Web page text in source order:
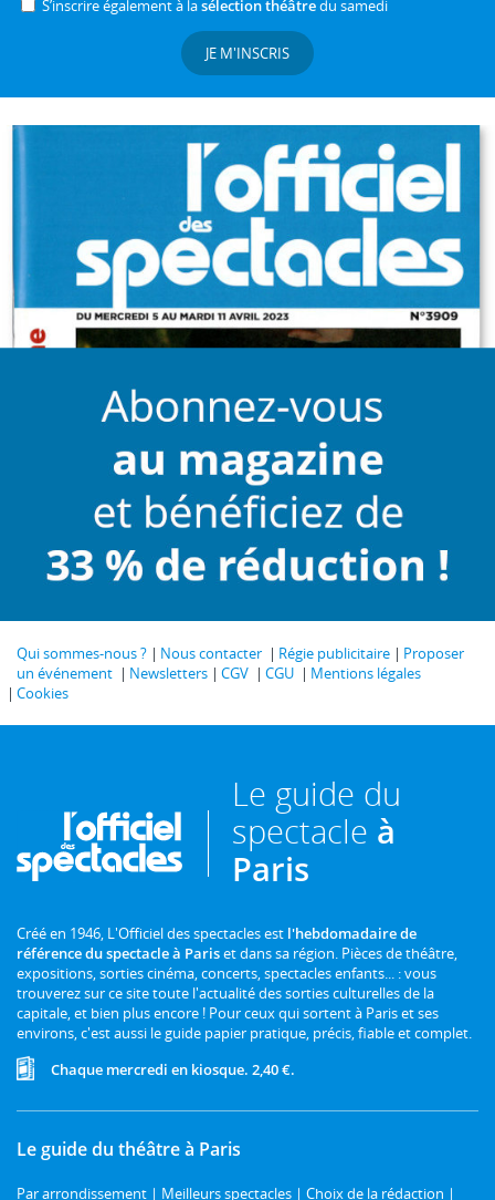
S’inscrire également à lasélection théâtredu samedi
JE M'INSCRIS
Qui sommes-nous ? Nous contacter Régie publicitaire
Proposer
un événement
Newsletters CGV CGU
Mentions légales
Cookies
Le guide du
spectacle à
Paris
Créé en 1946, L'Officiel des spectacles est l'hebdomadaire de
référence du spectacle à Pariset dans sa région. Pièces de théâtre,
expositions, sorties cinéma, concerts, spectacles enfants... : vous
trouverez sur ce site toute l'actualité des sorties culturelles de la
capitale, et bien plus encore ! Pour ceux qui sortent à Paris et ses
environs, c'est aussi le guide papier pratique, précis, fiable et complet.
Chaque mercredi en kiosque. 2,40 €.
Le guide du théâtre à Paris
Par arrondissement | Meilleurs spectacles | Choix de la rédaction |